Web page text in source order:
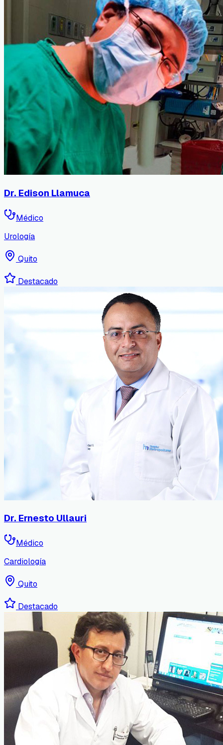
Dr. Edison Llamuca
Médico
Urología
Quito
Destacado
Dr. Ernesto Ullauri
Médico
Cardiología
Quito
Destacado